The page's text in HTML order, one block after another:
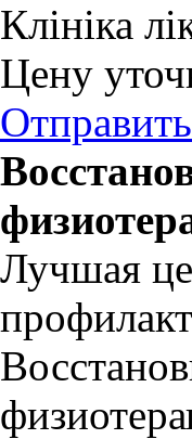
Клініка
Цену
Лучшая